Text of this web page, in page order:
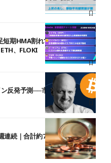
短期HMA割れで下落再開へ【仮
、FLOKI
反発予測──市場は警戒ムード
連続｜合計約730億円